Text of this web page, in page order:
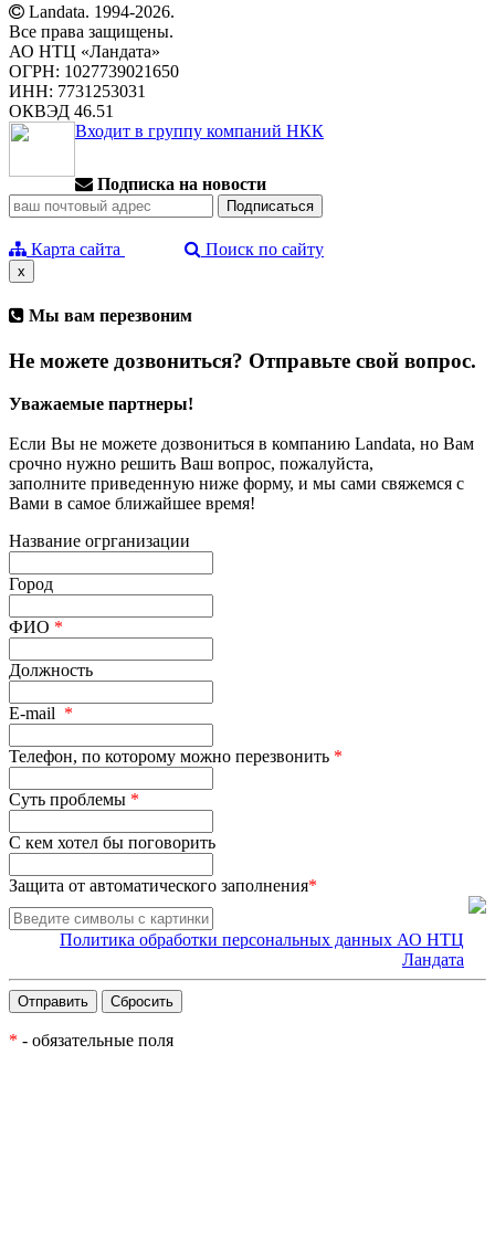
Landata. 1994-2026.
Все права защищены.
АО НТЦ «Ландата»
ОГРН: 1027739021650
ИНН: 7731253031
ОКВЭД 46.51
Входит в группу компаний НКК
Подписка на новости
Карта сайта Поиск по сайту
x
Мы вам перезвоним
Не можете дозвониться? Отправьте свой вопрос.
Уважаемые партнеры!
Если Вы не можете дозвониться в компанию Landata, но Вам
срочно нужно решить Ваш вопрос, пожалуйста,
заполните приведенную ниже форму, и мы сами свяжемся с
Вами в самое ближайшее время!
Название огрганизации
Город
ФИО *
Должность
E-mail *
Телефон, по которому можно перезвонить *
Суть проблемы *
С кем хотел бы поговорить
Защита от автоматического заполнения*
Политика обработки персональных данных АО НТЦ
Ландата
* - обязательные поля